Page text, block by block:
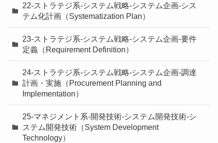
22-ストラテジ系-システム戦略-システム企画-シス
テム化計画（Systematization Plan）
23-ストラテジ系-システム戦略-システム企画-要件
定義（Requirement Definition）
24-ストラテジ系-システム戦略-システム企画-調達
計画・実施（Procurement Planning and
Implementation）
25-マネジメント系-開発技術-システム開発技術-シ
ステム開発技術（System Development
Technology）